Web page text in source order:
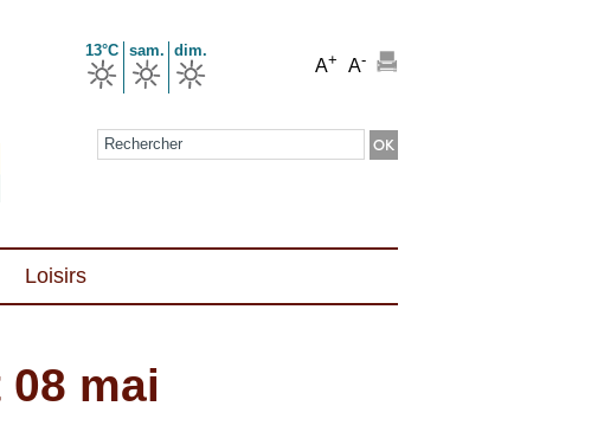
13°C sam. dim.
A+ A-
Formulaire de recherche
Loisirs
mai